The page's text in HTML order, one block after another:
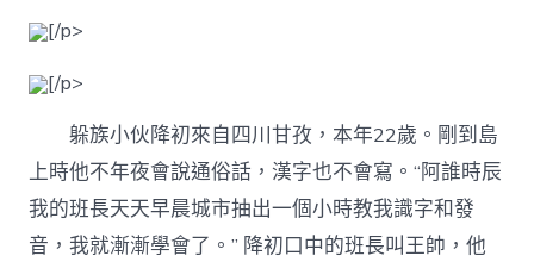
[/p>
[/p>
躲族小伙降初來自四川甘孜，本年22歲。剛到島
上時他不年夜會說通俗話，漢字也不會寫。“阿誰時辰
我的班長天天早晨城市抽出一個小時教我識字和發
音，我就漸漸學會了。” 降初口中的班長叫王帥，他